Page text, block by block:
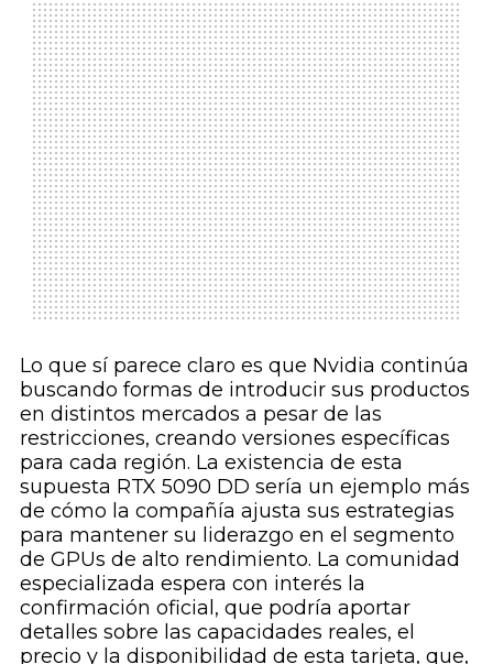
Lo que sí parece claro es que Nvidia continúa
buscando formas de introducir sus productos
en distintos mercados a pesar de las
restricciones, creando versiones específicas
para cada región. La existencia de esta
supuesta RTX 5090 DD sería un ejemplo más
de cómo la compañía ajusta sus estrategias
para mantener su liderazgo en el segmento
de GPUs de alto rendimiento. La comunidad
especializada espera con interés la
confirmación oficial, que podría aportar
detalles sobre las capacidades reales, el
precio y la disponibilidad de esta tarjeta, que,